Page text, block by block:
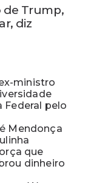
de Trump,
diz
ministro
Federal pelo
Mendonça
que
dinheiro